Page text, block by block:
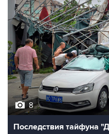
8
Последствия тайфуна